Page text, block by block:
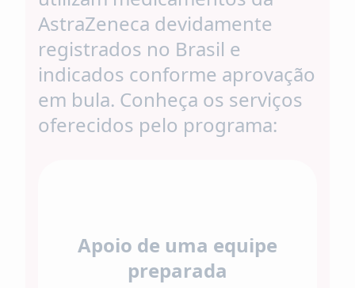
AstraZeneca devidamente
registrados no Brasil e
indicados conforme aprovação
em bula. Conheça os serviços
oferecidos pelo programa:
Apoio de uma equipe
preparada